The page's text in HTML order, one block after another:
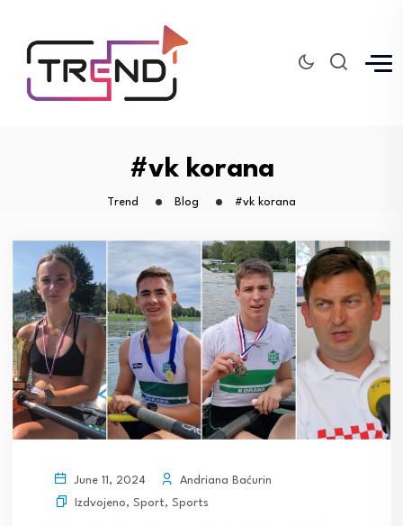
#vk korana
Trend Blog #vk korana
June 11, 2024
Andriana Baćurin
Izdvojeno, Sport, Sports